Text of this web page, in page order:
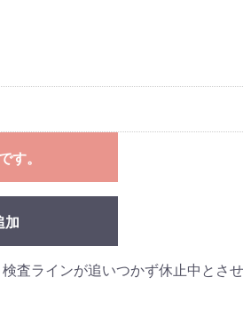
す。
加
査ラインが追いつかず休止中とさ